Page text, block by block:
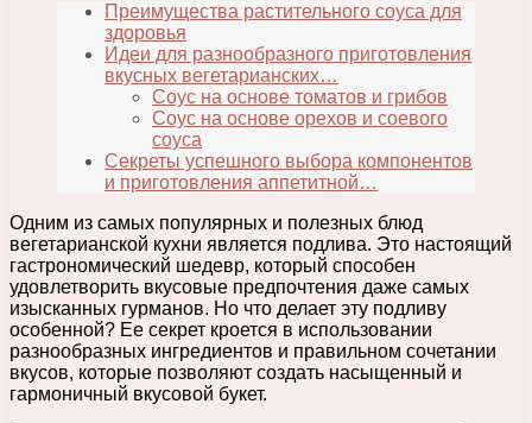
Преимущества растительного соуса для
здоровья
Идеи для разнообразного приготовления
вкусных вегетарианских…
Соус на основе томатов и грибов
Соус на основе орехов и соевого
соуса
Секреты успешного выбора компонентов
и приготовления аппетитной…
Одним из самых популярных и полезных блюд
вегетарианской кухни является подлива. Это настоящий
гастрономический шедевр, который способен
удовлетворить вкусовые предпочтения даже самых
изысканных гурманов. Но что делает эту подливу
особенной? Ее секрет кроется в использовании
разнообразных ингредиентов и правильном сочетании
вкусов, которые позволяют создать насыщенный и
гармоничный вкусовой букет.